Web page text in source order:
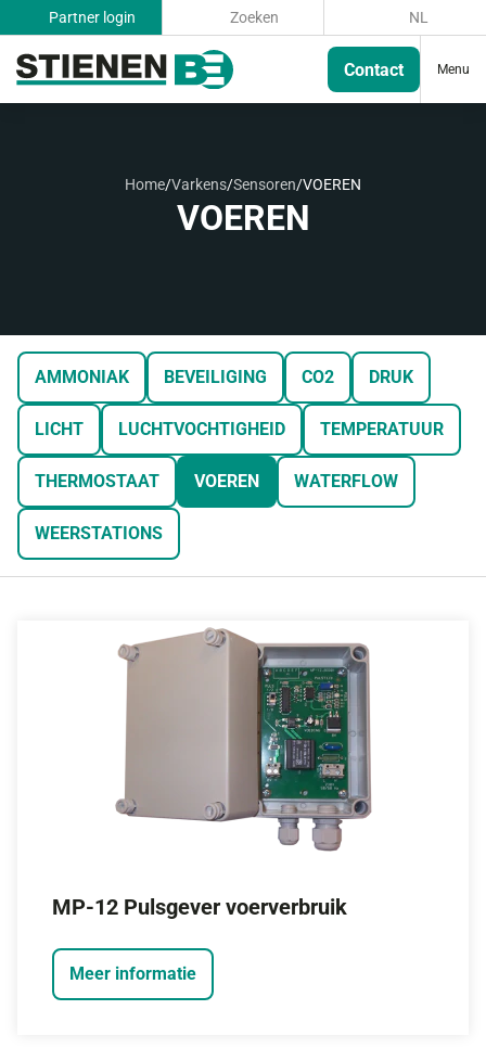
Partner login Zoeken NL
Contact Menu
Home/Varkens/Sensoren/VOEREN
VOEREN
AMMONIAK BEVEILIGING CO2 DRUK
LICHT LUCHTVOCHTIGHEID TEMPERATUUR
THERMOSTAAT VOEREN WATERFLOW
WEERSTATIONS
MP-12 Pulsgever voerverbruik
Meer informatie